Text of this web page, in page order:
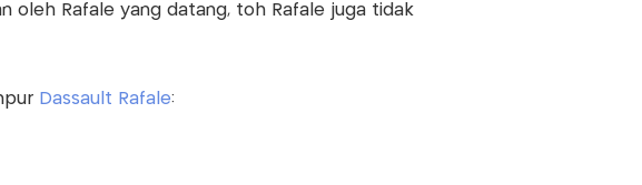
oleh Rafale yang datang, toh Rafale juga tidak
Dassault Rafale: